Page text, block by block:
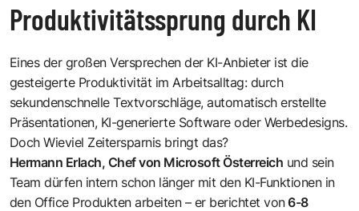
Produktivitätssprung durch KI
Eines der großen Versprechen der KI-Anbieter ist die
gesteigerte Produktivität im Arbeitsalltag: durch
sekundenschnelle Textvorschläge, automatisch erstellte
Präsentationen, KI-generierte Software oder Werbedesigns.
Doch Wieviel Zeitersparnis bringt das?
Hermann Erlach, Chef von Microsoft Österreich und sein
Team dürfen intern schon länger mit den KI-Funktionen in
den Office Produkten arbeiten – er berichtet von6-8